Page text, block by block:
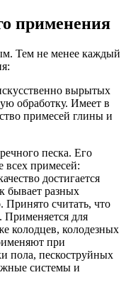
применения
Тем не менее каждый
вырытых
обработку. Имеет в
примесей глины и
песка. Его
всех примесей:
достигается
бывает разных
Принято считать, что
Применяется для
колодцев, колодезных
при
пола, пескоструйных
системы и